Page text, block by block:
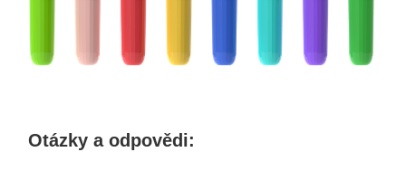
Otázky a odpovědi: